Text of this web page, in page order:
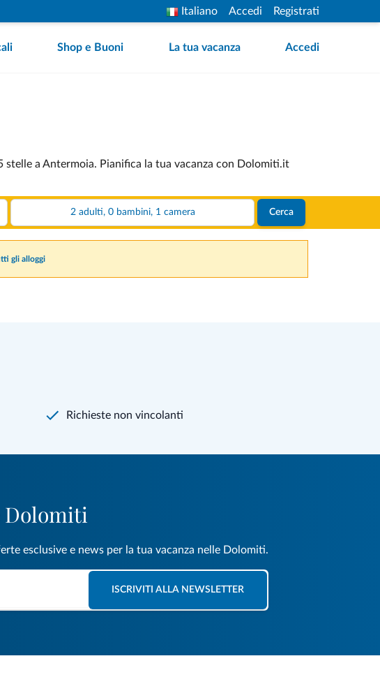
Italiano Accedi Registrati
Shop e Buoni La tua vacanza Accedi
a Antermoia. Pianifica la tua vacanza con Dolomiti.it
2 adulti, 0 bambini, 1 camera Cerca
gli alloggi
Richieste non vincolanti
Dolomiti
esclusive e news per la tua vacanza nelle Dolomiti.
ISCRIVITI ALLA NEWSLETTER